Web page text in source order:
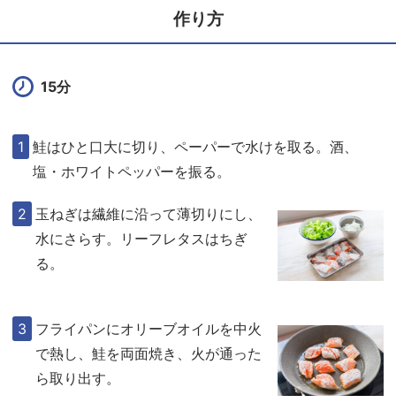
作り方
15分
鮭はひと口大に切り、ペーパーで水けを取る。酒、
塩・ホワイトペッパーを振る。
玉ねぎは繊維に沿って薄切りにし、
水にさらす。リーフレタスはちぎ
る。
フライパンにオリーブオイルを中火
で熱し、鮭を両面焼き、火が通った
ら取り出す。